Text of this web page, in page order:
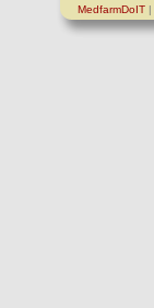
MedfarmDoIT|